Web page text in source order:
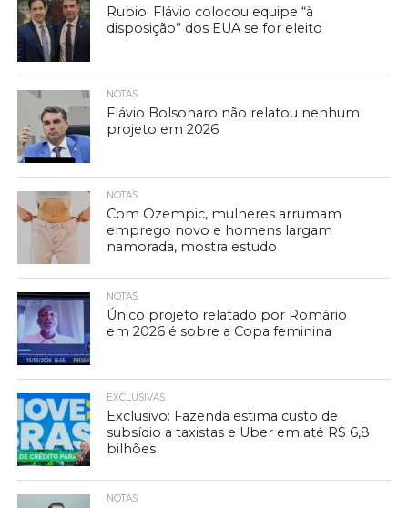
Rubio: Flávio colocou equipe “à
disposição” dos EUA se for eleito
NOTAS
Flávio Bolsonaro não relatou nenhum
projeto em 2026
NOTAS
Com Ozempic, mulheres arrumam
emprego novo e homens largam
namorada, mostra estudo
NOTAS
Único projeto relatado por Romário
em 2026 é sobre a Copa feminina
EXCLUSIVAS
Exclusivo: Fazenda estima custo de
subsídio a taxistas e Uber em até R$ 6,8
bilhões
NOTAS